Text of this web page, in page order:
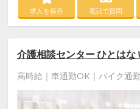
求人を保存 電話で質問
介護相談センター ひとはな
高時給｜車通勤OK｜バイク通